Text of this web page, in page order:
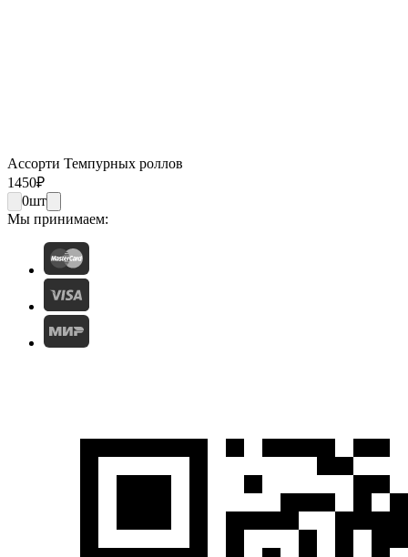
Ассорти Темпурных роллов
1450₽
0шт
Мы принимаем: